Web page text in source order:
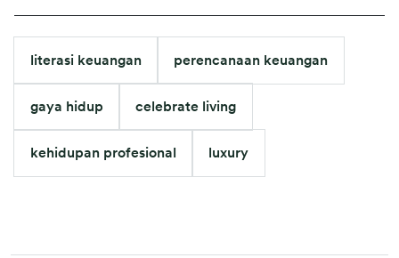
literasi keuangan perencanaan keuangan
gaya hidup celebrate living
kehidupan profesional luxury